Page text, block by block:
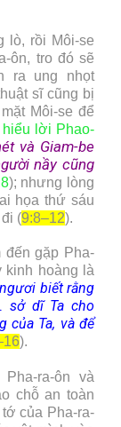
lò, rồi Môi-se
ôn, tro đó sẽ
ra ung nhọt
sĩ cũng bị
Môi-se để
lời Phao-
và Giam-be
nầy cũng
); nhưng lòng
họa thứ sáu
(9:8–12).
gặp Pha-
kinh hoàng là
biết rằng
sở dĩ Ta cho
của Ta, và để
).
ra-ôn và
chỗ an toàn
của Pha-ra-